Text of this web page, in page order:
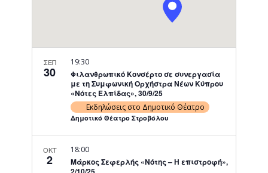
ΣΕΠ
30
Φιλανθρωπικό Κονσέρτο σε συνεργασία
με τη Συμφωνική Ορχήστρα Νέων Κύπρου
«Νότες Ελπίδας», 30/9/25
19:30
Εκδηλώσεις στο Δημοτικό Θέατρο
Δημοτικό Θέατρο Στροβόλου
ΟΚΤ
2
Μάρκος Σεφερλής «Νότης – Η επιστροφή»,
18:00